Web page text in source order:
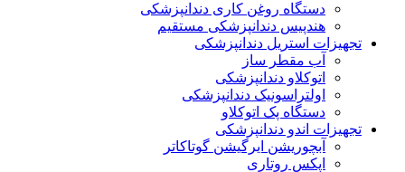
دستگاه روغن کاری دندانپزشکی
هندپیس دندانپزشکی مستقیم
تجهیزات استریل دندانپزشکی
آب مقطر ساز
اتوکلاو دندانپزشکی
اولتراسونیک دندانپزشکی
دستگاه پک اتوکلاو
تجهیزات اندو دندانپزشکی
آبچوریشن ایرگیشن گوتاکاتر
اپکس روتاری